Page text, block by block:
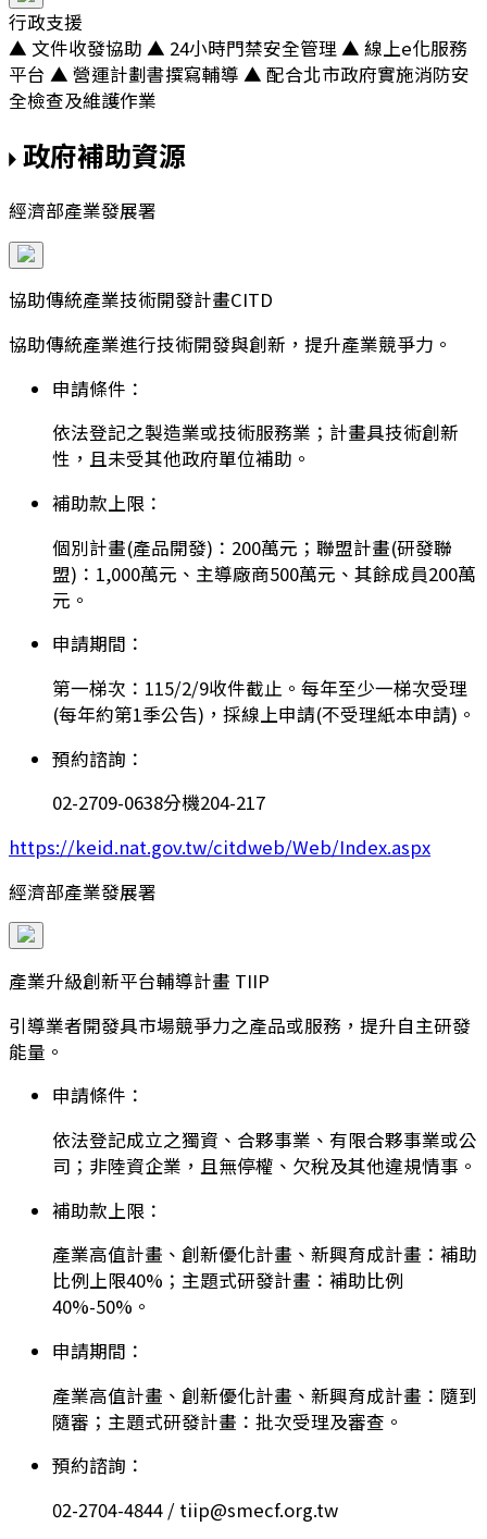
行政支援
▲ 文件收發協助 ▲ 24小時門禁安全管理 ▲ 線上e化服務
平台 ▲ 營運計劃書撰寫輔導 ▲ 配合北市政府實施消防安
全檢查及維護作業
政府補助資源
經濟部產業發展署
協助傳統產業技術開發計畫CITD
協助傳統產業進行技術開發與創新，提升產業競爭力。
申請條件：
依法登記之製造業或技術服務業；計畫具技術創新
性，且未受其他政府單位補助。
補助款上限：
個別計畫(產品開發)：200萬元；聯盟計畫(研發聯
盟)：1,000萬元、主導廠商500萬元、其餘成員200萬
元。
申請期間：
第一梯次：115/2/9收件截止。每年至少一梯次受理
(每年約第1季公告)，採線上申請(不受理紙本申請)。
預約諮詢：
02-2709-0638分機204-217
https://keid.nat.gov.tw/citdweb/Web/Index.aspx
經濟部產業發展署
產業升級創新平台輔導計畫 TIIP
引導業者開發具市場競爭力之產品或服務，提升自主研發
能量。
申請條件：
依法登記成立之獨資、合夥事業、有限合夥事業或公
司；非陸資企業，且無停權、欠稅及其他違規情事。
補助款上限：
產業高值計畫、創新優化計畫、新興育成計畫：補助
比例上限40%；主題式研發計畫：補助比例
40%-50%。
申請期間：
產業高值計畫、創新優化計畫、新興育成計畫：隨到
隨審；主題式研發計畫：批次受理及審查。
預約諮詢：
02-2704-4844 / tiip@smecf.org.tw